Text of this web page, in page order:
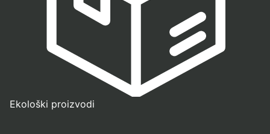
Ekološki proizvodi